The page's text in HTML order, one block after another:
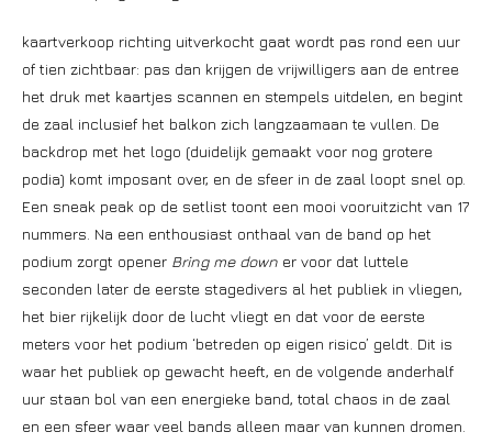
kaartverkoop richting uitverkocht gaat wordt pas rond een uur
of tien zichtbaar: pas dan krijgen de vrijwilligers aan de entree
het druk met kaartjes scannen en stempels uitdelen, en begint
de zaal inclusief het balkon zich langzaamaan te vullen. De
backdrop met het logo (duidelijk gemaakt voor nog grotere
podia) komt imposant over, en de sfeer in de zaal loopt snel op.
Een sneak peak op de setlist toont een mooi vooruitzicht van 17
nummers. Na een enthousiast onthaal van de band op het
podium zorgt opener Bring me down er voor dat luttele
seconden later de eerste stagedivers al het publiek in vliegen,
het bier rijkelijk door de lucht vliegt en dat voor de eerste
meters voor het podium ‘betreden op eigen risico’ geldt. Dit is
waar het publiek op gewacht heeft, en de volgende anderhalf
uur staan bol van een energieke band, total chaos in de zaal
en een sfeer waar veel bands alleen maar van kunnen dromen.